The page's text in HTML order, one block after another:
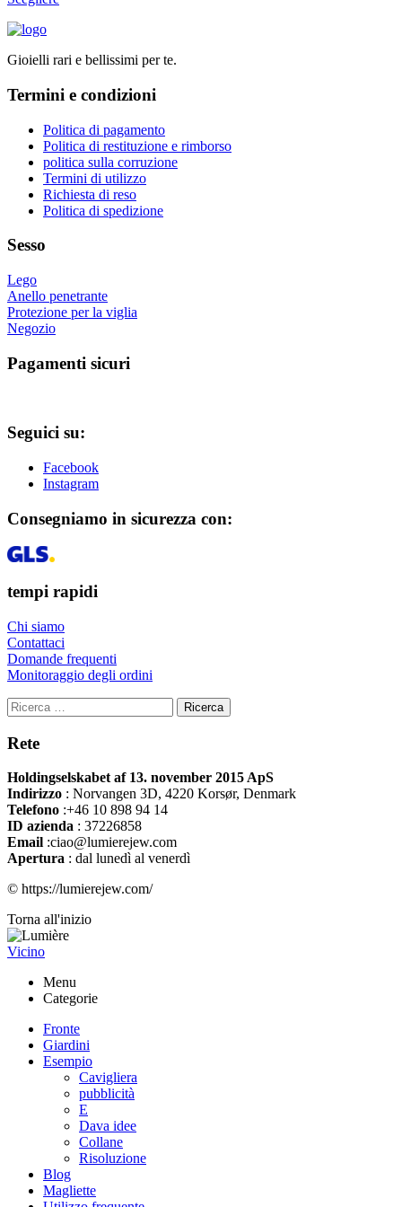
scelte
del
varianti.
opzioni
essere
scelte
nella
pagina
del
prodotto
Gioielli rari e bellissimi per te.
Termini e condizioni
Politica di pagamento
Politica di restituzione e rimborso
politica sulla corruzione
Termini di utilizzo
Richiesta di reso
Politica di spedizione
Sesso
Lego
Anello penetrante
Protezione per la viglia
Negozio
Pagamenti sicuri
Seguici su:
Facebook
Instagram
Consegniamo in sicurezza con:
tempi rapidi
Chi siamo
Contattaci
Domande frequenti
Monitoraggio degli ordini
Ricerca
Rete
Holdingselskabet af 13. november 2015 ApS
Indirizzo : Norvangen 3D, 4220 Korsør, Denmark
Telefono :+46 10 898 94 14
ID azienda : 37226858
Email :ciao@lumierejew.com
Apertura : dal lunedì al venerdì
© https://lumierejew.com/
Torna all'inizio
Vicino
Menu
Categorie
Fronte
Giardini
Esempio
Cavigliera
pubblicità
E
Dava idee
Collane
Risoluzione
Blog
Magliette